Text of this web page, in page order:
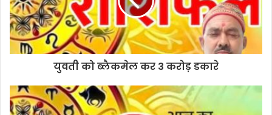
युवती को ब्लैकमेल कर 3 करोड़ डकारे